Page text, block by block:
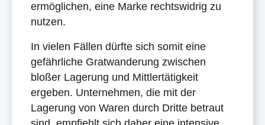
ermöglichen, eine Marke rechtswidrig zu
nutzen.
In vielen Fällen dürfte sich somit eine
gefährliche Gratwanderung zwischen
bloßer Lagerung und Mittlertätigkeit
ergeben. Unternehmen, die mit der
Lagerung von Waren durch Dritte betraut